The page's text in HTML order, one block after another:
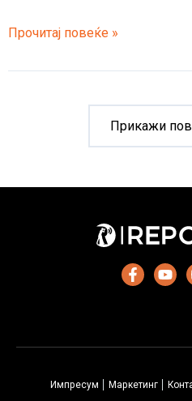
Принцот
се
Прочитај повеќе »
Прикажи
Импресум Маркетинг